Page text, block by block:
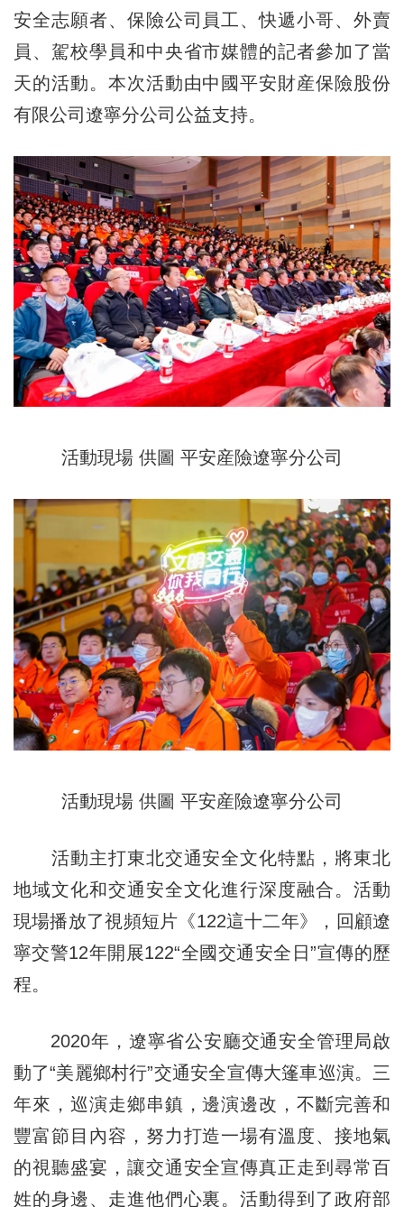
安全志願者、保險公司員工、快遞小哥、外賣
員、駕校學員和中央省市媒體的記者參加了當
天的活動。本次活動由中國平安財産保險股份
有限公司遼寧分公司公益支持。
活動現場 供圖 平安産險遼寧分公司
活動現場 供圖 平安産險遼寧分公司
活動主打東北交通安全文化特點，將東北
地域文化和交通安全文化進行深度融合。活動
現場播放了視頻短片《122這十二年》，回顧遼
寧交警12年開展122“全國交通安全日”宣傳的歷
程。
2020年，遼寧省公安廳交通安全管理局啟
動了“美麗鄉村行”交通安全宣傳大篷車巡演。三
年來，巡演走鄉串鎮，邊演邊改，不斷完善和
豐富節目內容，努力打造一場有溫度、接地氣
的視聽盛宴，讓交通安全宣傳真正走到尋常百
姓的身邊、走進他們心裏。活動得到了政府部